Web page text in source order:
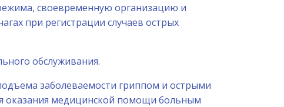
своевременную организацию и
при регистрации случаев острых
обслуживания.
заболеваемости гриппом и острыми
оказания медицинской помощи больным